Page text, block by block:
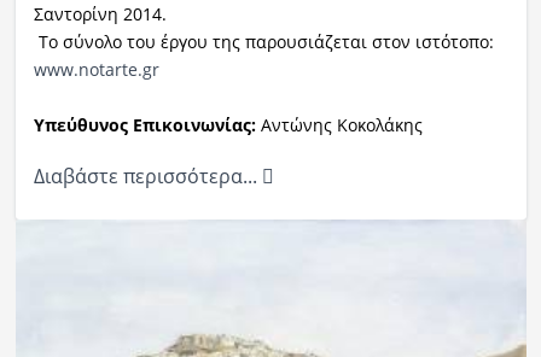
Σαντορίνη 2014.
Το σύνολο του έργου της παρουσιάζεται στον ιστότοπο:
www.notarte.gr
Υπεύθυνος Επικοινωνίας:Αντώνης Κοκολάκης
Διαβάστε περισσότερα...